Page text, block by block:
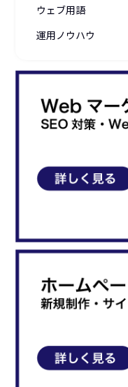
ウェブ用語
運用ノウハウ